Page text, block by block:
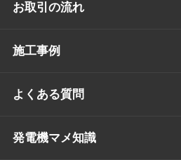
お取引の流れ
施工事例
よくある質問
発電機マメ知識